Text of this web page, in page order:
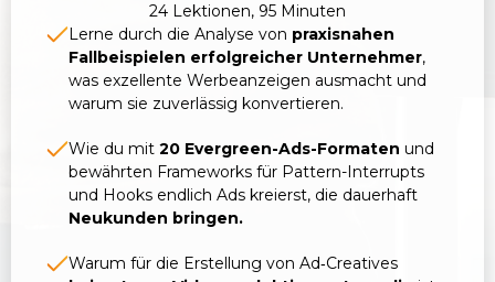
24 Lektionen, 95 Minuten
Lerne durch die Analyse von praxisnahen
Fallbeispielen erfolgreicher Unternehmer,
was exzellente Werbeanzeigen ausmacht und
warum sie zuverlässig konvertieren.
Wie du mit 20 Evergreen-Ads-Formaten und
bewährten Frameworks für Pattern-Interrupts
und Hooks endlich Ads kreierst, die dauerhaft
Neukunden bringen.
Warum für die Erstellung von Ad‑Creatives